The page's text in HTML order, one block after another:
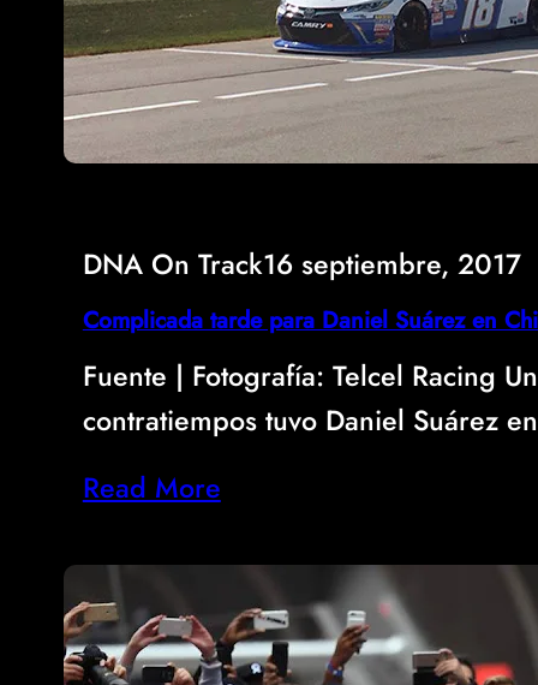
DNA On Track16 septiembre, 2017
Complicada tarde para Daniel Suárez en
Fuente | Fotografí­a: Telcel Racing
contratiempos tuvo Daniel Suárez
Read More